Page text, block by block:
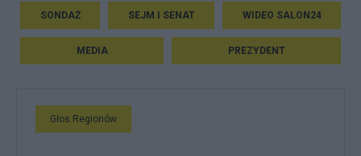
SONDAŻ SEJM I SENAT WIDEO SALON24
MEDIA PREZYDENT
Głos Regionów